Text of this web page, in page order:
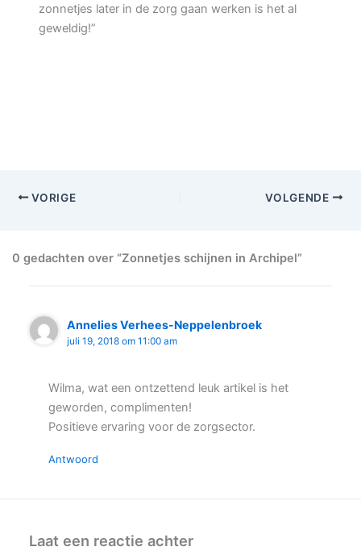
zonnetjes later in de zorg gaan werken is het al
geweldig!”
VORIGE VOLGENDE
0 gedachten over “Zonnetjes schijnen in Archipel”
Annelies Verhees-Neppelenbroek
juli 19, 2018 om 11:00 am
Wilma, wat een ontzettend leuk artikel is het
geworden, complimenten!
Positieve ervaring voor de zorgsector.
Antwoord
Laat een reactie achter